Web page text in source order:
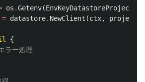
os .Getenv(EnvKeyDatastoreProjectId
= datastore. NewClient (ctx, projectID
{
ー処理